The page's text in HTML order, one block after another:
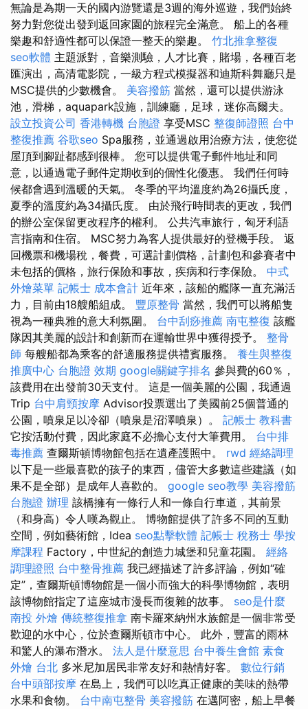
無論是為期一天的國內游覽還是3週的海外巡遊，我們始終
努力對您從出發到返回家園的旅程完全滿意。 船上的各種
樂趣和舒適性都可以保證一整天的樂趣。 竹北推拿整復
seo軟體 主題派對，音樂測驗，人才比賽，賭場，各種百老
匯演出，高清電影院，一級方程式模擬器和迪斯科舞廳只是
MSC提供的少數機會。 美容撥筋 當然，還可以提供游泳
池，滑梯，aquapark設施，訓練廳，足球，迷你高爾夫。
設立投資公司 香港轉機 台胞證 享受MSC 整復師證照 台中
整復推薦 谷歌seo Spa服務，並通過啟用治療方法，使您從
屋頂到腳趾都感到很棒。 您可以提供電子郵件地址和同
意，以通過電子郵件定期收到的個性化優惠。 我們任何時
候都會遇到溫暖的天氣。 冬季的平均溫度約為26攝氏度，
夏季的溫度約為34攝氏度。 由於飛行時間表的更改，我們
的辦公室保留更改程序的權利。 公共汽車旅行，匈牙利語
言指南和住宿。 MSC努力為客人提供最好的登機手段。 返
回機票和機場稅，餐費，可選計劃價格，計劃包和參賽者中
未包括的價格，旅行保險和事故，疾病和行李保險。 中式
外燴菜單 記帳士 成本會計 近年來，該船的艦隊一直充滿活
力，目前由18艘船組成。 豐原整骨 當然，我們可以將船隻
視為一種典雅的意大利氛圍。 台中刮痧推薦 南屯整復 該艦
隊因其美麗的設計和創新而在運輸世界中獲得授予。 整骨
師 每艘船都為乘客的舒適服務提供禮賓服務。 養生與整復
推廣中心 台胞證 效期 google關鍵字排名 參與費的60％，
該費用在出發前30天支付。 這是一個美麗的公園，我通過
Trip 台中肩頸按摩 Advisor投票選出了美國前25個普通的
公園，噴泉足以冷卻（噴泉是沼澤噴泉）。 記帳士 教科書
它按活動付費，因此家庭不必擔心支付大筆費用。 台中排
毒推薦 查爾斯頓博物館包括在遺產護照中。 rwd 經絡調理
以下是一些最喜歡的孩子的東西，儘管大多數這些建議（如
果不是全部）是成年人喜歡的。 google seo教學 美容撥筋
台胞證 辦理 該橋擁有一條行人和一條自行車道，其前景
（和身高）令人嘆為觀止。 博物館提供了許多不同的互動
空間，例如藝術館，Idea seo點擊軟體 記帳士 稅務士 學按
摩課程 Factory，中世紀的創造力城堡和兒童花園。 經絡
調理證照 台中整骨推薦 我已經描述了許多評論，例如“確
定”，查爾斯頓博物館是一個小而強大的科學博物館，表明
該博物館指定了這座城市漫長而復雜的故事。 seo是什麼
南投 外燴 傳統整復推拿 南卡羅來納州水族館是一個非常受
歡迎的水中心，位於查爾斯頓市中心。 此外，豐富的雨林
和驚人的瀑布潛水。 法人是什麼意思 台中養生會館 素食
外燴 台北 多米尼加居民非常友好和熱情好客。 數位行銷
台中頭部按摩 在島上，我們可以吃真正健康的美味的熱帶
水果和食物。 台中南屯整骨 美容撥筋 在邁阿密，船上早餐